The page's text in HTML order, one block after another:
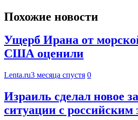
Похожие новости
Ущерб Ирана от
США оценили
Lenta.ru3 месяца спустя 0
Израиль сделал новое
ситуации с российским